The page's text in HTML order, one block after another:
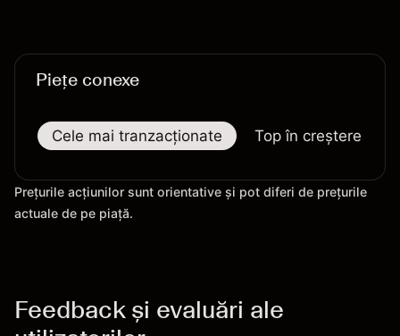
Piețe conexe
Cele mai tranzacționate Top în creștere
Prețurile acțiunilor sunt orientative și pot diferi de prețurile
actuale de pe piață.
Feedback și evaluări ale